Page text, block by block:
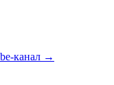
канал →